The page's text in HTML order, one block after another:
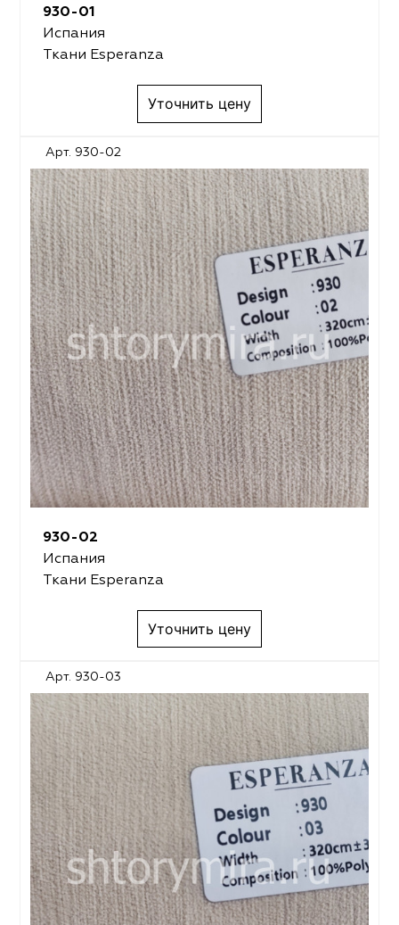
930-01
Испания
Ткани Esperanza
Уточнить цену
Арт. 930-02
930-02
Испания
Ткани Esperanza
Уточнить цену
Арт. 930-03